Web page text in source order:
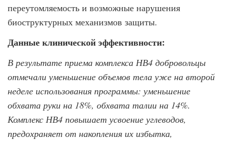
переутомляемость и возможные нарушения
биострук­турных механизмов защиты.
Данные клинической эффективности:
В результате приема комплекса НВ4 добровольцы
отмечали уменьшение объемов тела уже на второй
неделе использования программы: уменьшение
обхвата руки на 18%, обхвата талии на 14%.
Комплекс НВ4 повышает усвоение углеводов,
предохра­няет от накопления их избытка,